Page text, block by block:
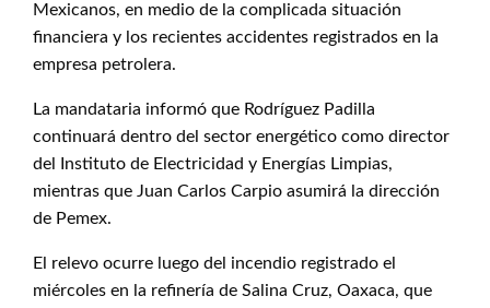
Mexicanos, en medio de la complicada situación
financiera y los recientes accidentes registrados en la
empresa petrolera.
La mandataria informó que Rodríguez Padilla
continuará dentro del sector energético como director
del Instituto de Electricidad y Energías Limpias,
mientras que Juan Carlos Carpio asumirá la dirección
de Pemex.
El relevo ocurre luego del incendio registrado el
miércoles en la refinería de Salina Cruz, Oaxaca, que